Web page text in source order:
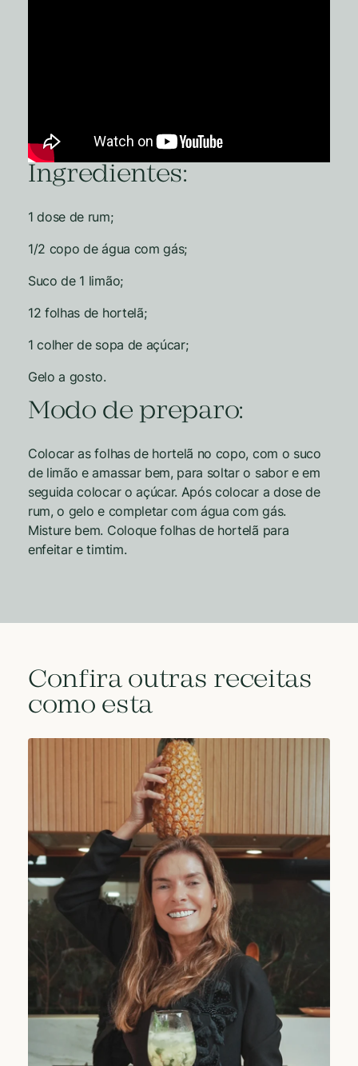
Ingredientes:
1 dose de rum;
1/2 copo de água com gás;
Suco de 1 limão;
12 folhas de hortelã;
1 colher de sopa de açúcar;
Gelo a gosto.
Modo de preparo:
Colocar as folhas de hortelã no copo, com o suco
de limão e amassar bem, para soltar o sabor e em
seguida colocar o açúcar. Após colocar a dose de
rum, o gelo e completar com água com gás.
Misture bem. Coloque folhas de hortelã para
enfeitar e timtim.
Confira outras receitas
como esta